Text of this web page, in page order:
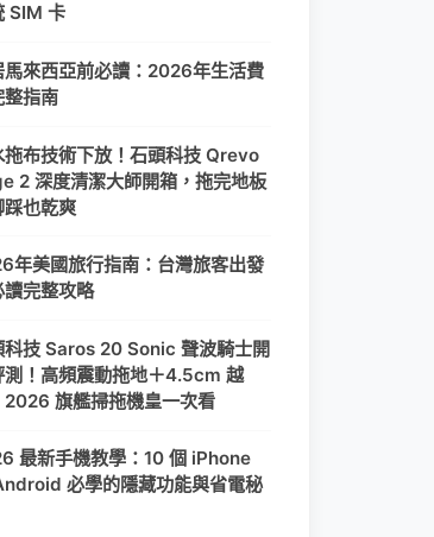
SIM 卡
馬來西亞前必讀：2026年生活費
整指南
拖布技術下放！石頭科技 Qrevo
2 深度清潔大師開箱，拖完地板
踩也乾爽
年美國旅行指南：台灣旅客出發
讀完整攻略
科技 Saros 20 Sonic 聲波騎士開
測！高頻震動拖地＋4.5cm 越
2026 旗艦掃拖機皇一次看
最新手機教學：10 個 iPhone
必學的隱藏功能與省電秘